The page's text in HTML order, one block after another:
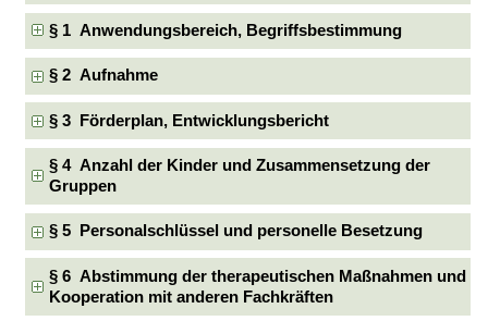
§ 1 Anwendungsbereich, Begriffsbestimmung
§ 2 Aufnahme
§ 3 Förderplan, Entwicklungsbericht
§ 4 Anzahl der Kinder und Zusammensetzung der
Gruppen
§ 5 Personalschlüssel und personelle Besetzung
§ 6 Abstimmung der therapeutischen Maßnahmen und
Kooperation mit anderen Fachkräften